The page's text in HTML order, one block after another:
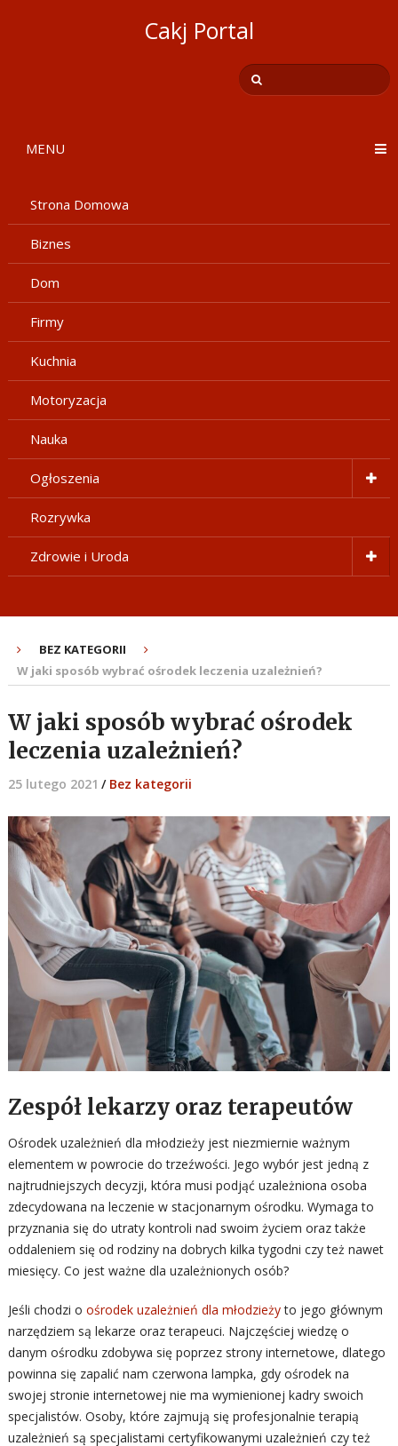
Cakj Portal
MENU
Strona Domowa
Biznes
Dom
Firmy
Kuchnia
Motoryzacja
Nauka
Ogłoszenia
Rozrywka
Zdrowie i Uroda
BEZ KATEGORII
W jaki sposób wybrać ośrodek leczenia uzależnień?
W jaki sposób wybrać ośrodek
leczenia uzależnień?
25 lutego 2021 / Bez kategorii
Zespół lekarzy oraz terapeutów
Ośrodek uzależnień dla młodzieży jest niezmiernie ważnym
elementem w powrocie do trzeźwości. Jego wybór jest jedną z
najtrudniejszych decyzji, która musi podjąć uzależniona osoba
zdecydowana na leczenie w stacjonarnym ośrodku. Wymaga to
przyznania się do utraty kontroli nad swoim życiem oraz także
oddaleniem się od rodziny na dobrych kilka tygodni czy też nawet
miesięcy. Co jest ważne dla uzależnionych osób?
Jeśli chodzi o ośrodek uzależnień dla młodzieżyto jego głównym
narzędziem są lekarze oraz terapeuci. Najczęściej wiedzę o
danym ośrodku zdobywa się poprzez strony internetowe, dlatego
powinna się zapalić nam czerwona lampka, gdy ośrodek na
swojej stronie internetowej nie ma wymienionej kadry swoich
specjalistów. Osoby, które zajmują się profesjonalnie terapią
uzależnień są specjalistami certyfikowanymi uzależnień czy też